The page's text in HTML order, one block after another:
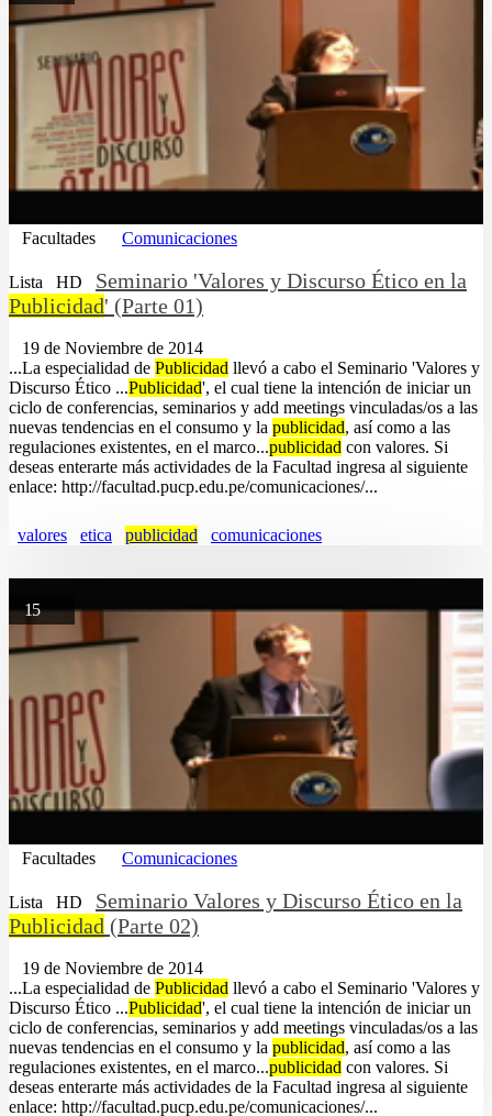
Facultades Comunicaciones
Lista HD
Seminario 'Valores y Discurso Ético en la
Publicidad' (Parte 01)
19 de Noviembre de 2014
...La especialidad de Publicidad llevó a cabo el Seminario 'Valores y
Discurso Ético ...Publicidad', el cual tiene la intención de iniciar un
ciclo de conferencias, seminarios y add meetings vinculadas/os a las
nuevas tendencias en el consumo y la publicidad, así como a las
regulaciones existentes, en el marco...publicidad con valores. Si
deseas enterarte más actividades de la Facultad ingresa al siguiente
enlace: http://facultad.pucp.edu.pe/comunicaciones/...
valores etica publicidad comunicaciones
15
Facultades Comunicaciones
Lista HD
Seminario Valores y Discurso Ético en la
Publicidad (Parte 02)
19 de Noviembre de 2014
...La especialidad de Publicidad llevó a cabo el Seminario 'Valores y
Discurso Ético ...Publicidad', el cual tiene la intención de iniciar un
ciclo de conferencias, seminarios y add meetings vinculadas/os a las
nuevas tendencias en el consumo y la publicidad, así como a las
regulaciones existentes, en el marco...publicidad con valores. Si
deseas enterarte más actividades de la Facultad ingresa al siguiente
enlace: http://facultad.pucp.edu.pe/comunicaciones/...